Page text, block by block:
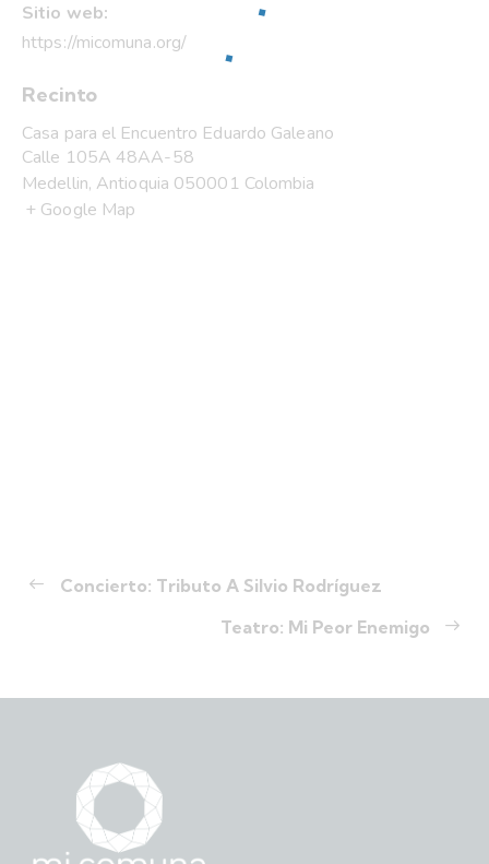
Sitio web:
https://micomuna.org/
Recinto
Casa para el Encuentro Eduardo Galeano
Calle 105A 48AA-58
Medellin, Antioquia 050001 Colombia
+ Google Map
Concierto: Tributo A Silvio Rodríguez
Teatro: Mi Peor Enemigo